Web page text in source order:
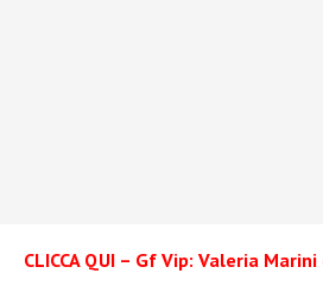
CLICCA QUI – Gf Vip: Valeria